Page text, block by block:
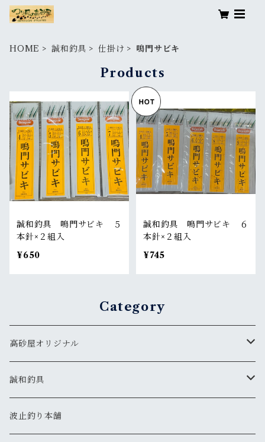
HOME 誠和釣具 仕掛け 鳴門サビキ
Products
誠和釣具 鳴門サビキ ５
本針×２組入
¥650
誠和釣具 鳴門サビキ ６
本針×２組入
¥745
Category
高砂屋オリジナル
鯛
鯛ラバ 遊漁船シリーズ（カーリー）
タコ
誠和釣具
竿
波止釣り本舗